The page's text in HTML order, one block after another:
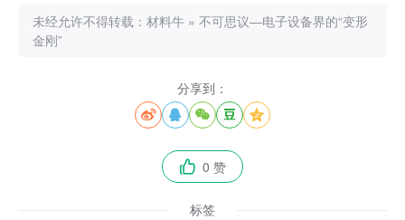
未经允许不得转载： 材料牛 » 不可思议—电子设备界的“变形
金刚”
分享到：
    
 0 赞
标签